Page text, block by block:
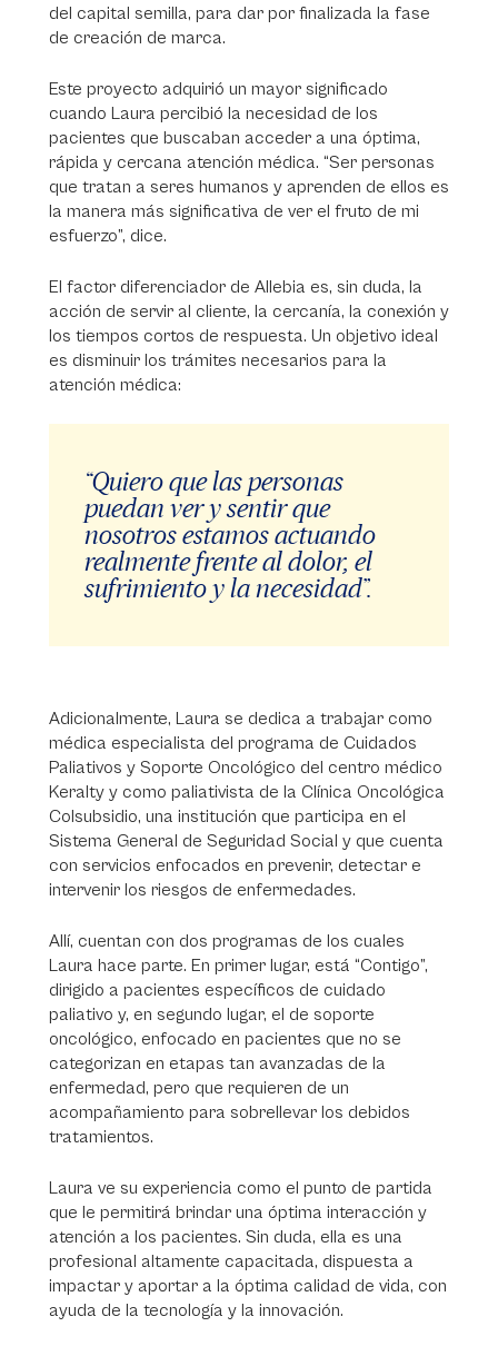
del capital semilla, para dar por finalizada la fase
de creación de marca.
Este proyecto adquirió un mayor significado
cuando Laura percibió la necesidad de los
pacientes que buscaban acceder a una óptima,
rápida y cercana atención médica. “Ser personas
que tratan a seres humanos y aprenden de ellos es
la manera más significativa de ver el fruto de mi
esfuerzo”, dice.
El factor diferenciador de Allebia es, sin duda, la
acción de servir al cliente, la cercanía, la conexión y
los tiempos cortos de respuesta. Un objetivo ideal
es disminuir los trámites necesarios para la
atención médica:
“Quiero que las personas
puedan ver y sentir que
nosotros estamos actuando
realmente frente al dolor, el
sufrimiento y la necesidad”.
Adicionalmente, Laura se dedica a trabajar como
médica especialista del programa de Cuidados
Paliativos y Soporte Oncológico del centro médico
Keralty y como paliativista de la Clínica Oncológica
Colsubsidio, una institución que participa en el
Sistema General de Seguridad Social y que cuenta
con servicios enfocados en prevenir, detectar e
intervenir los riesgos de enfermedades.
Allí, cuentan con dos programas de los cuales
Laura hace parte. En primer lugar, está “Contigo”,
dirigido a pacientes específicos de cuidado
paliativo y, en segundo lugar, el de soporte
oncológico, enfocado en pacientes que no se
categorizan en etapas tan avanzadas de la
enfermedad, pero que requieren de un
acompañamiento para sobrellevar los debidos
tratamientos.
Laura ve su experiencia como el punto de partida
que le permitirá brindar una óptima interacción y
atención a los pacientes. Sin duda, ella es una
profesional altamente capacitada, dispuesta a
impactar y aportar a la óptima calidad de vida, con
ayuda de la tecnología y la innovación.